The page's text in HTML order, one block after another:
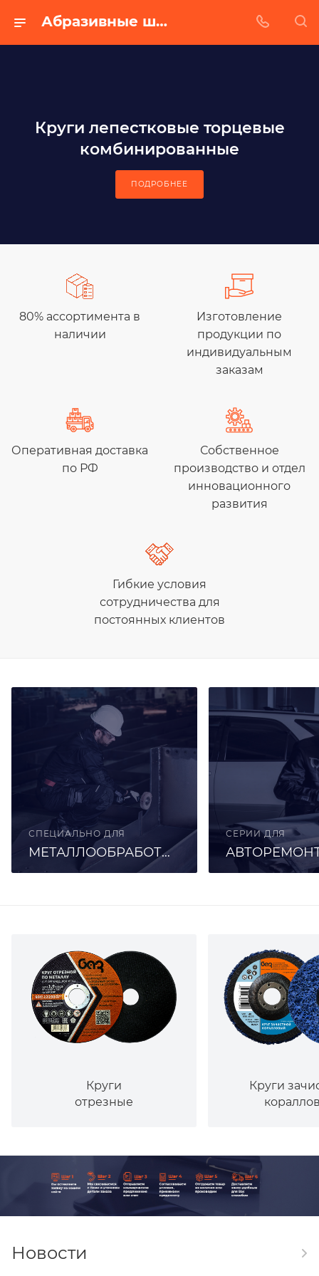
Абразивные шлифовальные материалы в Нижнем Новгороде - Абразивный завод
Круги лепестковые торцевые
комбинированные
ПОДРОБНЕЕ
80% ассортимента в
наличии
Изготовление
продукции по
индивидуальным
заказам
Оперативная доставка
по РФ
Собственное
производство и отдел
инновационного
развития
Гибкие условия
сотрудничества для
постоянных клиентов
СПЕЦИАЛЬНО ДЛЯ
МЕТАЛЛООБРАБОТКИ
СЕРИИ ДЛЯ
Круги
отрезные
Круги
Новости